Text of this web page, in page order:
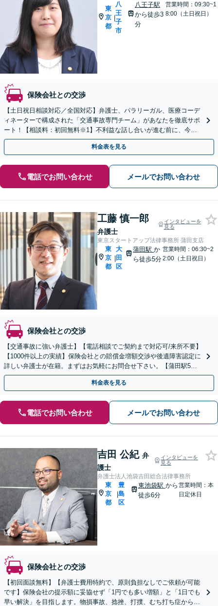
東
京
都
|
八
王
子
市
八王子駅
から徒歩3
分
営業時間：09:30~1
8:00（土日祝日）
保険会社との交渉
【土日祝日相談対応／全国対応】弁護士、パラリーガル、医療コーデ
ィネーターで構成された「交通事故専門チーム」があなたを徹底サポ
ート！【相談料：初回無料※1】不利益な話し合いが進む前に、今す
ぐ相談！
料金表を見る
電話でお問い合わせ メールでお問い合わせ
工藤 慎一郎
弁護士
インタビューを
見る
東京スタートアップ法律事務所 蒲田支店
東
京
都
|
大
田
区
蒲田駅か
ら徒歩5分
営業時間：06:30~2
2:00（土日祝日）
保険会社との交渉
【交通事故に強い弁護士】【電話相談でご契約まで対応可/来所不要】
【1000件以上の実績】保険会社との賠償金増額交渉や後遺障害認定に
詳しい弁護士が在籍。まずはお気軽にお問合せ下さい。【蒲田駅5
分】
料金表を見る
電話でお問い合わせ メールでお問い合わせ
吉田 公紀 弁
護士
インタビューを
見る
弁護士法人池袋吉田総合法律事務所
東
京
都
|
豊
島
区
東池袋駅 から
徒歩6分
営業時間：本
日定休日
保険会社との交渉
【初回面談無料】【弁護士費用特約で、原則負担なしでご依頼が可能
です】保険会社の提示額に妥協せず「1円でも多い増額」と「1日でも
早い解決」を目指します。物損事故、捻挫、打撲、むち打ち症から重